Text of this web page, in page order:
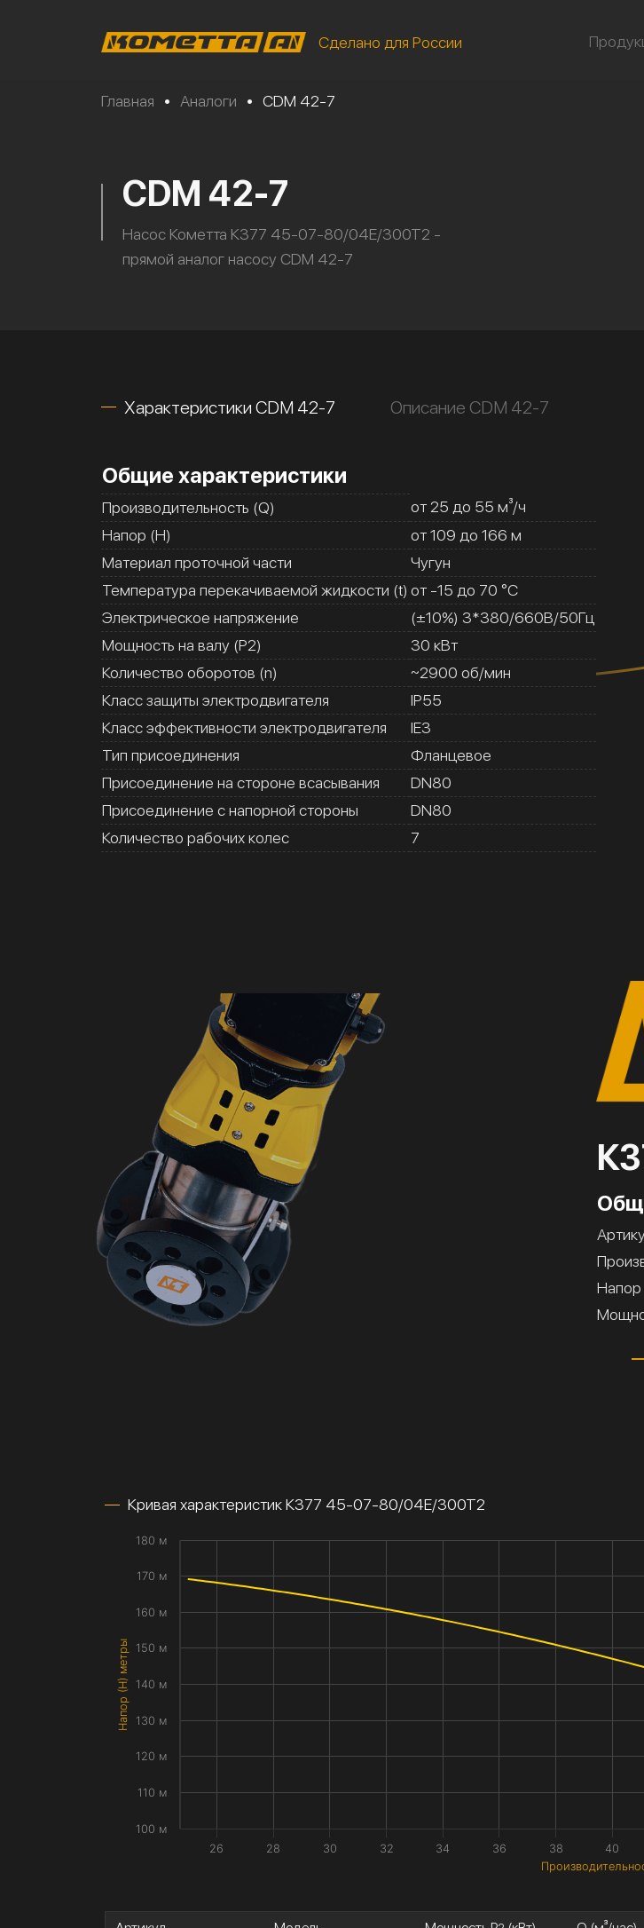
Сделано для России
Главная • Аналоги • CDM 42-7
CDM 42-7
Насос Кометта К377 45-07-80/04Е/300Т2 -
прямой аналог насосу CDM 42-7
Характеристики CDM 42-7 Описание CDM 42-7
Общие характеристики
Производительность (Q)
от 25 до 55 м³/ч
Напор (H)
от 109 до 166 м
Материал проточной части
Чугун
Температура перекачиваемой жидкости (t) от -15 до 70 °C
Электрическое напряжение
(±10%) 3*380/660В/50Гц
Мощность на валу (Р2)
30 кВт
Количество оборотов (n)
~2900 об/мин
Класс защиты электродвигателя
IP55
Класс эффективности электродвигателя
IE3
Тип присоединения
Фланцевое
Присоединение на стороне всасывания
DN80
Присоединение с напорной стороны
DN80
Количество рабочих колес
7
Напор
Кривая характеристик К377 45-07-80/04Е/300Т2
Напор (H) метры
26 28 30 32 34 36 38 40
100 м
110 м
120 м
130 м
140 м
150 м
160 м
170 м
180 м